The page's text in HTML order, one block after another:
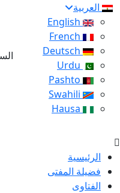
العربية
الرئيسية
فضيلة المفتى
الفتاوى